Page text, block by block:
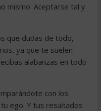
mismo. Aceptarse tal y
que dudas de todo,
ya que te suelen
alabanzas en todo
con los
ego. Y tus resultados